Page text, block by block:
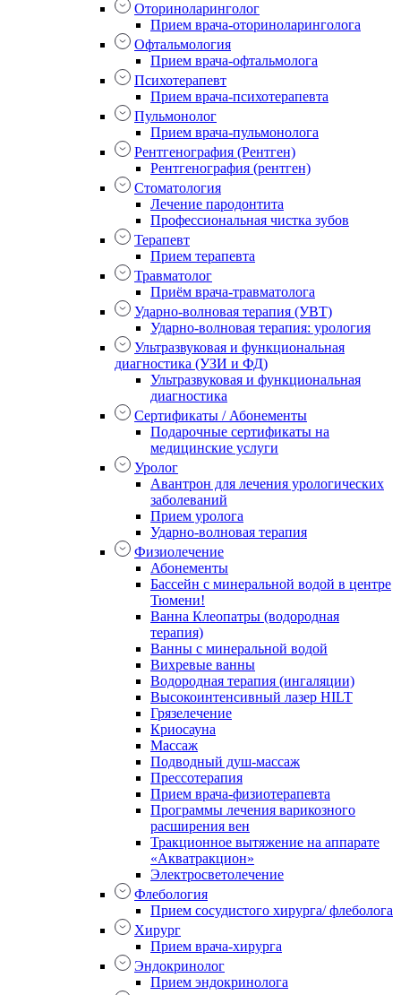
Оториноларинголог
Прием врача-оториноларинголога
Офтальмология
Прием врача-офтальмолога
Психотерапевт
Прием врача-психотерапевта
Пульмонолог
Прием врача-пульмонолога
Рентгенография (Рентген)
Рентгенография (рентген)
Стоматология
Лечение пародонтита
Профессиональная чистка зубов
Терапевт
Прием терапевта
Травматолог
Приём врача-травматолога
Ударно-волновая терапия (УВТ)
Ударно-волновая терапия: урология
Ультразвуковая и функциональная
диагностика (УЗИ и ФД)
Ультразвуковая и функциональная
диагностика
Сертификаты / Абонементы
Подарочные сертификаты на
медицинские услуги
Уролог
Авантрон для лечения урологических
заболеваний
Прием уролога
Ударно-волновая терапия
Физиолечение
Абонементы
Бассейн с минеральной водой в центре
Тюмени!
Ванна Клеопатры (водородная
терапия)
Ванны с минеральной водой
Вихревые ванны
Водородная терапия (ингаляции)
Высокоинтенсивный лазер HILT
Грязелечение
Криосауна
Массаж
Подводный душ-массаж
Прессотерапия
Прием врача-физиотерапевта
Программы лечения варикозного
расширения вен
Тракционное вытяжение на аппарате
«Акватракцион»
Электросветолечение
Флебология
Прием сосудистого хирурга/ флеболога
Хирург
Прием врача-хирурга
Эндокринолог
Прием эндокринолога